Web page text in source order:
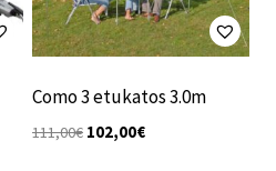
Como 3 etukatos 3.0m
111,00€ Alkuperäinen
102,00€Nykyinen